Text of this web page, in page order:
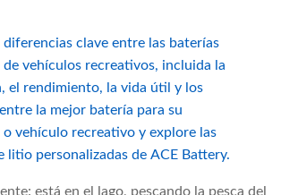
diferencias clave entre las baterías
de vehículos recreativos, incluida la
el rendimiento, la vida útil y los
la mejor batería para su
vehículo recreativo y explore las
litio personalizadas de ACE Battery.
está en el lago, pescando la pesca del